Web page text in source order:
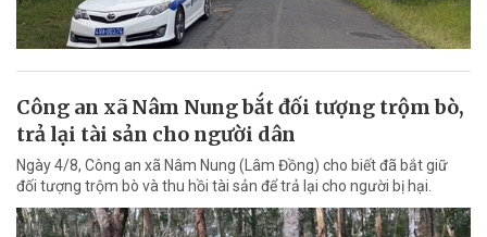
Công an xã Nâm Nung bắt đối tượng trộm bò,
trả lại tài sản cho người dân
Ngày 4/8, Công an xã Nâm Nung (Lâm Đồng) cho biết đã bắt giữ
đối tượng trộm bò và thu hồi tài sản để trả lại cho người bị hại.